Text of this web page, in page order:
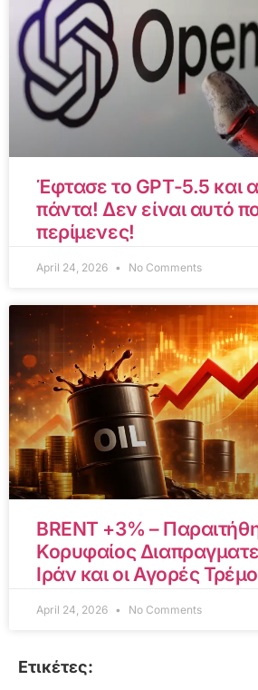
Έφτασε το GPT-5.5 και
πάντα! Δεν είναι αυτό
περίμενες!
April 24, 2026 No Comments
BRENT +3% –
Κορυφαίος
Ιράν και οι Αγορές
April 24, 2026 No Comments
Ετικέτες: